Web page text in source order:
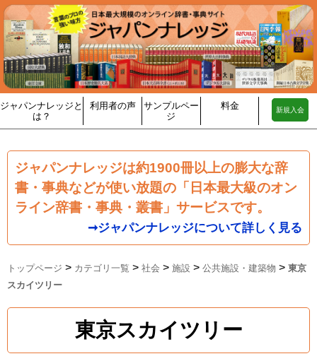
ジャパンナレッジと
は？
利用者の声
サンプルペー
ジ
料金 新規入会
ジャパンナレッジは約1900冊以上の膨大な辞
書・事典などが使い放題の「日本最大級のオン
ライン辞書・事典・叢書」サービスです。
➞ジャパンナレッジについて詳しく見る
トップページ > カテゴリ一覧 > 社会 > 施設 > 公共施設・建築物 > 東京
スカイツリー
東京スカイツリー